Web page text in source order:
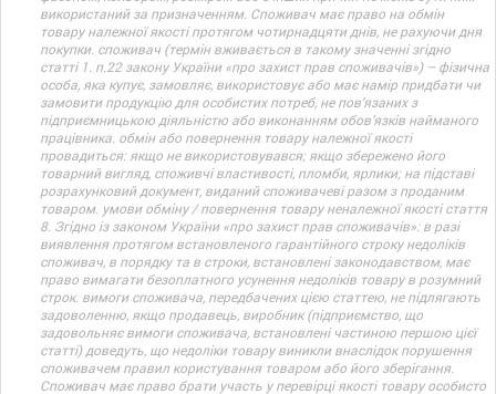
використаний за призначенням. Споживач має право на обмін
товару належної якості протягом чотирнадцяти днів, не рахуючи дня
покупки. споживач (термін вживається в такому значенні згідно
статті 1. п.22 закону України «про захист прав споживачів») – фізична
особа, яка купує, замовляє, використовує або має намір придбати чи
замовити продукцію для особистих потреб, не пов’язаних з
підприємницькою діяльністю або виконанням обов’язків найманого
працівника. обмін або повернення товару належної якості
провадиться: якщо не використовувався; якщо збережено його
товарний вигляд, споживчі властивості, пломби, ярлики; на підставі
розрахунковий документ, виданий споживачеві разом з проданим
товаром. умови обміну / повернення товару неналежної якості стаття
8. Згідно із законом України «про захист прав споживачів»: в разі
виявлення протягом встановленого гарантійного строку недоліків
споживач, в порядку та в строки, встановлені законодавством, має
право вимагати безоплатного усунення недоліків товару в розумний
строк. вимоги споживача, передбачених цією статтею, не підлягають
задоволенню, якщо продавець, виробник (підприємство, що
задовольняє вимоги споживача, встановлені частиною першою цієї
статті) доведуть, що недоліки товару виникли внаслідок порушення
споживачем правил користування товаром або його зберігання.
Споживач має право брати участь у перевірці якості товару особисто